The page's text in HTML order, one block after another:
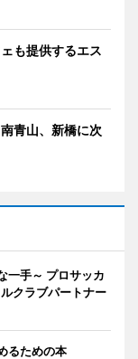
も提供するエス
青山、新橋に次
一手～ プロサッカ
クラブパートナー
るための本